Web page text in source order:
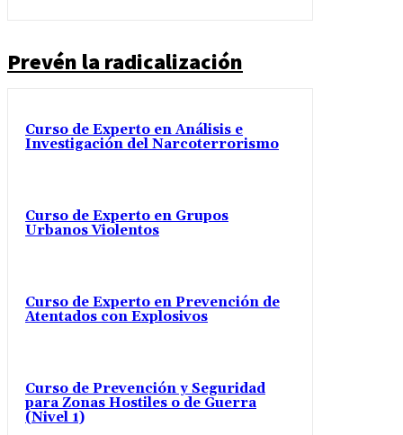
Prevén la radicalización
Curso de Experto en Análisis e
Investigación del Narcoterrorismo
Curso de Experto en Grupos
Urbanos Violentos
Curso de Experto en Prevención de
Atentados con Explosivos
Curso de Prevención y Seguridad
para Zonas Hostiles o de Guerra
(Nivel 1)